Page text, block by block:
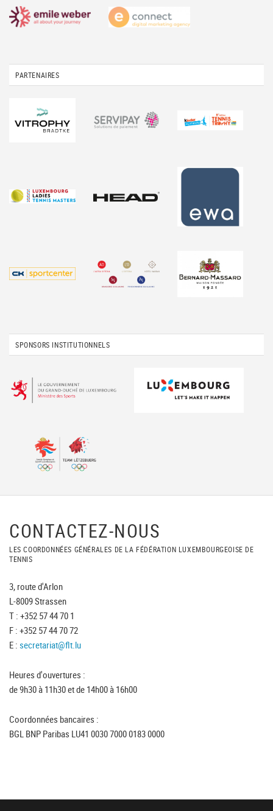
PARTENAIRES
SPONSORS INSTITUTIONNELS
CONTACTEZ-NOUS
LES COORDONNÉES GÉNÉRALES DE LA FÉDÉRATION LUXEMBOURGEOISE DE
TENNIS
3, route d'Arlon
L-8009 Strassen
T : +352 57 44 70 1
F : +352 57 44 70 72
E : secretariat@flt.lu
Heures d'ouvertures :
de 9h30 à 11h30 et de 14h00 à 16h00
Coordonnées bancaires :
BGL BNP Paribas LU41 0030 7000 0183 0000